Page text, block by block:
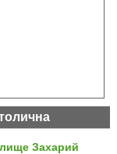
Захарий